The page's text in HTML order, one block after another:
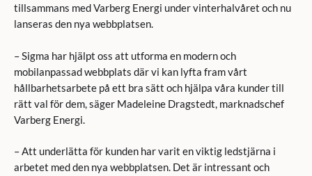
tillsammans med Varberg Energi under vinterhalvåret och nu
lanseras den nya webbplatsen.
– Sigma har hjälpt oss att utforma en modern och
mobilanpassad webbplats där vi kan lyfta fram vårt
hållbarhetsarbete på ett bra sätt och hjälpa våra kunder till
rätt val för dem, säger Madeleine Dragstedt, marknadschef
Varberg Energi.
– Att underlätta för kunden har varit en viktig ledstjärna i
arbetet med den nya webbplatsen. Det är intressant och